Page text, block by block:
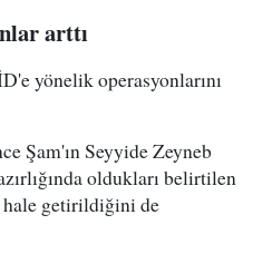
arttı
yönelik operasyonlarını
Şam'ın Seyyide Zeyneb
oldukları belirtilen
getirildiğini de